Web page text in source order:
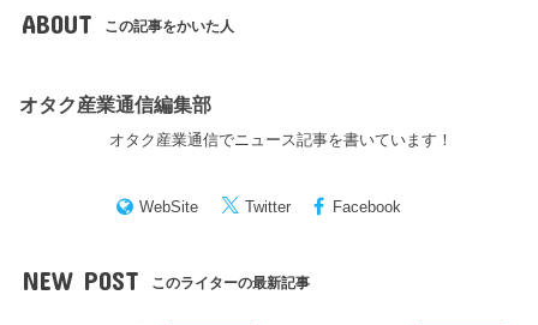
ABOUT この記事をかいた人
オタク産業通信編集部
オタク産業通信でニュース記事を書いています！
WebSite Twitter Facebook
NEW POST このライターの最新記事